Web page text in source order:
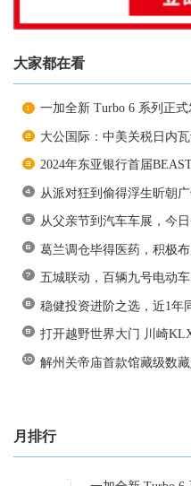
大家都在看
一加全新 Turbo 6 系列正
大公国际：中美关税日内
2024年东亚银行首届
从派对狂到偷得浮生昕朝
从父亲节到汽车车展，今
葛兰调仓毕得医药，积极
五城联动，百辆九号电动
稳健投资进阶之选，近1年
打开越野世界大门 川崎
解州关帝庙首款馆藏级数藏
月排行